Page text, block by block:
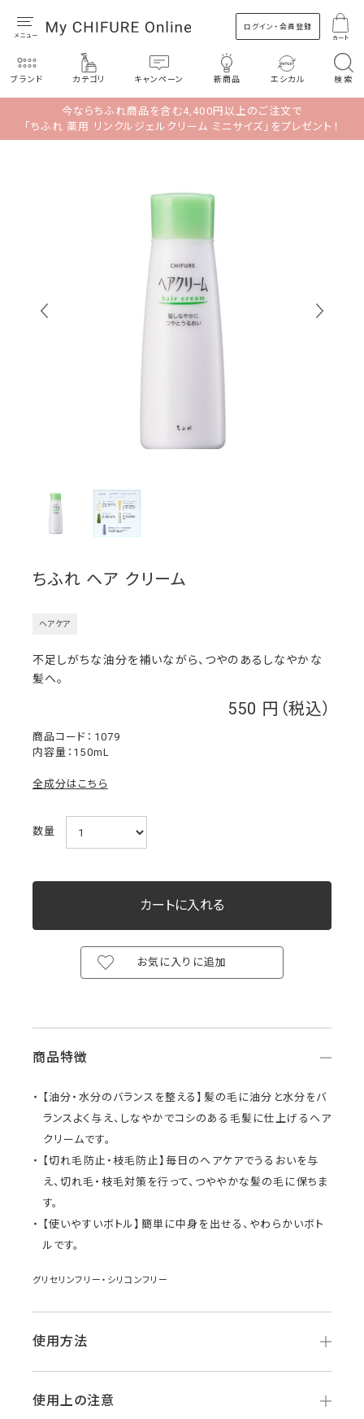
ログイン・会員登録
カート
ブランド カテゴリ キャンペーン 新商品 エシカル 検索
今ならちふれ商品を含む4,400円以上のご注文で
「ちふれ 薬用 リンクルジェルクリーム ミニサイズ」をプレゼント！
ちふれ ヘア クリーム
ヘアケア
550
1079
不足しがちな油分を補いながら、つやのあるしなやかな
髪へ。
内容量：150mL
全成分はこちら
数量
お気に入りに追加
商品特徴
【油分・水分のバランスを整える】髪の毛に油分と水分をバ
ランスよく与え、しなやかでコシのある毛髪に仕上げるヘア
クリームです。
【切れ毛防止・枝毛防止】毎日のヘアケアでうるおいを与
え、切れ毛・枝毛対策を行って、つややかな髪の毛に保ちま
す。
【使いやすいボトル】簡単に中身を出せる、やわらかいボト
ルです。
グリセリンフリー・シリコンフリー
使用方法
使用上の注意